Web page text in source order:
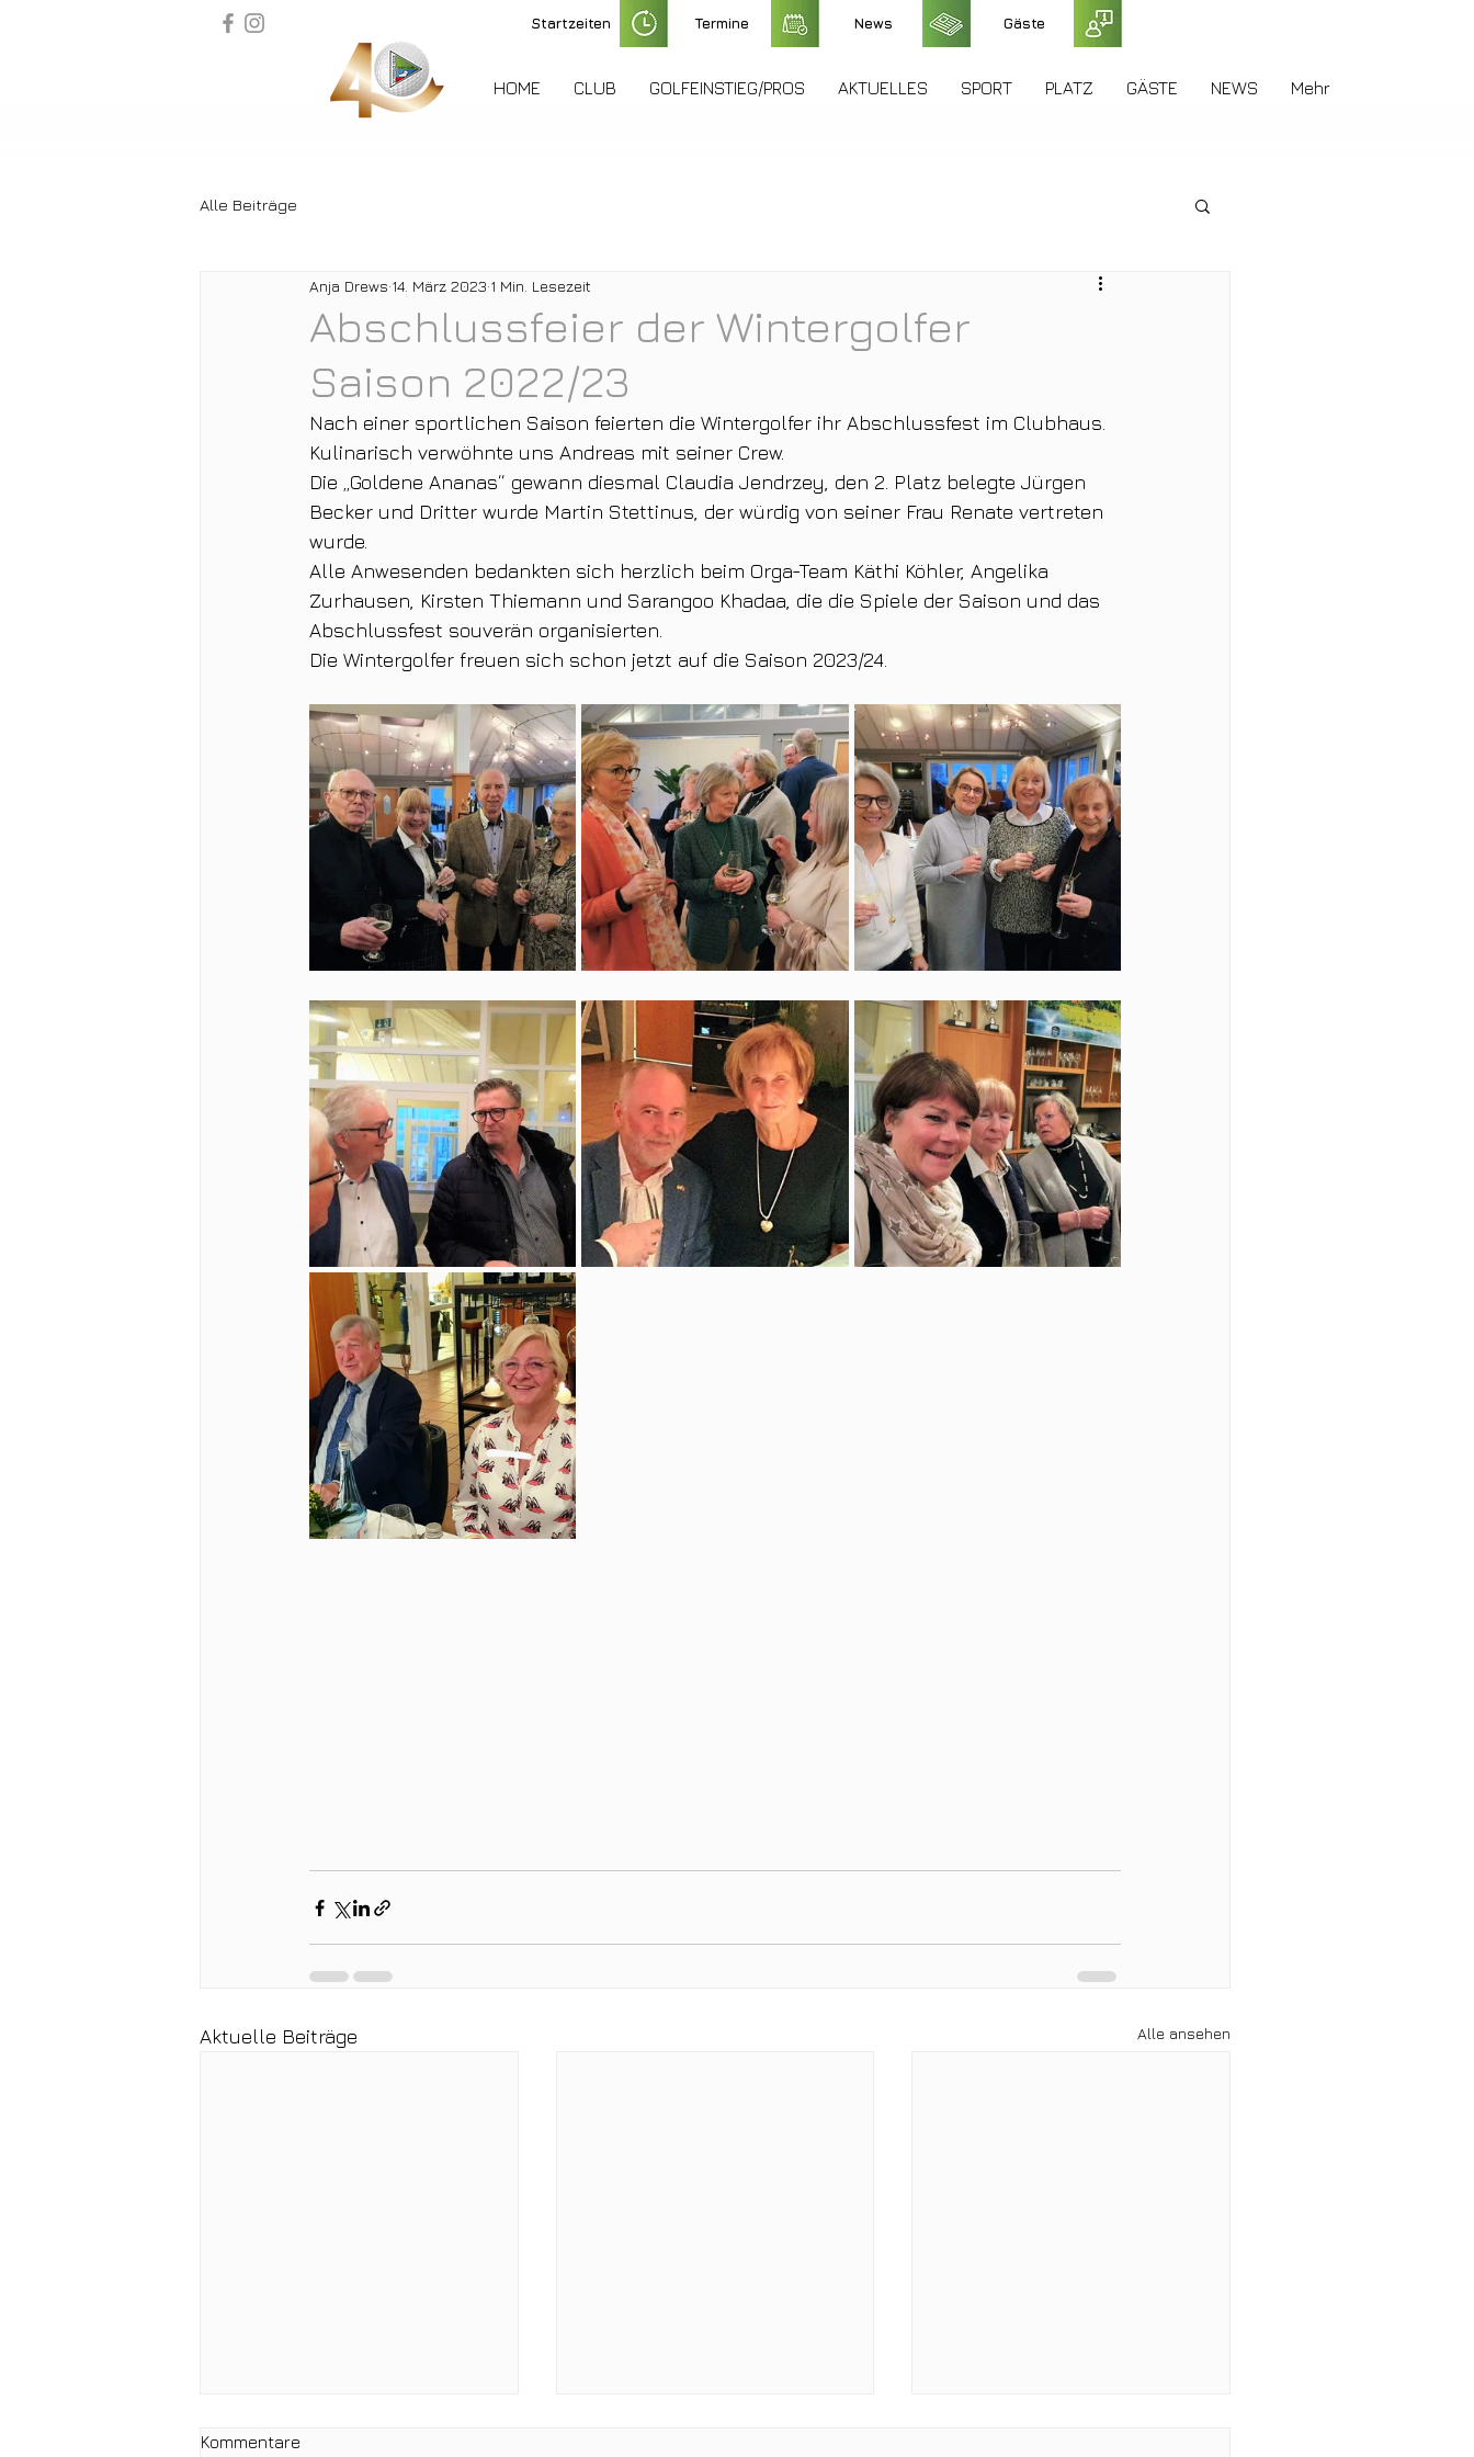
Startzeiten Termine News Gäste
HOME CLUB GOLFEINSTIEG/PROS AKTUELLES SPORT PLATZ GÄSTE NEWS Mehr
Alle Beiträge
Abschlussfeier der Wintergolfer
Saison 2022/23
Anja Drews 14. März 2023 1 Min. Lesezeit
Nach einer sportlichen Saison feierten die Wintergolfer ihr Abschlussfest im Clubhaus.
Kulinarisch verwöhnte uns Andreas mit seiner Crew.
Die „Goldene Ananas“ gewann diesmal Claudia Jendrzey, den 2. Platz belegte Jürgen
Becker und Dritter wurde Martin Stettinus, der würdig von seiner Frau Renate vertreten
wurde.
Alle Anwesenden bedankten sich herzlich beim Orga-Team Käthi Köhler, Angelika
Zurhausen, Kirsten Thiemann und Sarangoo Khadaa, die die Spiele der Saison und das
Abschlussfest souverän organisierten.
Die Wintergolfer freuen sich schon jetzt auf die Saison 2023/24.
Aktuelle Beiträge Alle ansehen
Kommentare